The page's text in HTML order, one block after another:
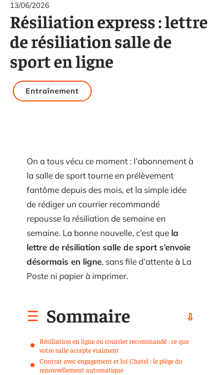
13/06/2026
Résiliation express : lettre
de résiliation salle de
sport en ligne
Entraînement
On a tous vécu ce moment : l’abonnement à
la salle de sport tourne en prélèvement
fantôme depuis des mois, et la simple idée
de rédiger un courrier recommandé
repousse la résiliation de semaine en
semaine. La bonne nouvelle, c’est que la
lettre de résiliation salle de sport s’envoie
désormais en ligne, sans file d’attente à La
Poste ni papier à imprimer.
Sommaire
Résiliation en ligne ou courrier recommandé : ce que
votre salle accepte vraiment
Contrat avec engagement et loi Chatel : le piège du
renouvellement automatique